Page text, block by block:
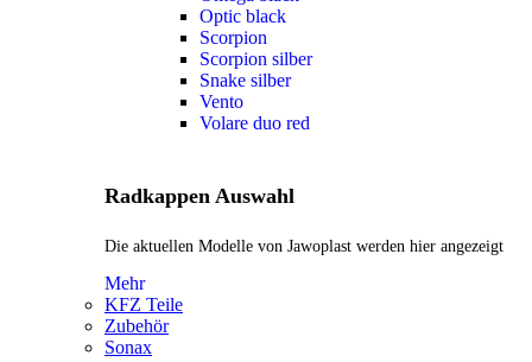
Optic black
Scorpion
Scorpion silber
Snake silber
Vento
Volare duo red
Radkappen Auswahl
Die aktuellen Modelle von Jawoplast werden hier angezeigt
Mehr
KFZ Teile
Zubehör
Sonax